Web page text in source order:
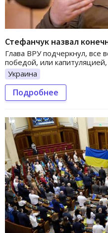
Стефанчук назвал
Глава ВРУ подчеркнул, все
победой, или
Украина
Подробнее